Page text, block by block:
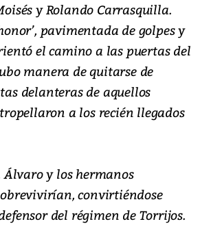
y Rolando Carrasquilla.
pavimentada de golpes y
el camino a las puertas del
manera de quitarse de
delanteras de aquellos
a los recién llegados
Álvaro y los hermanos
convirtiéndose
del régimen de Torrijos.